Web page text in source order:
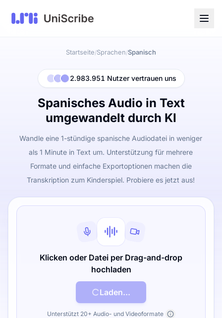
Startseite/Sprachen/Spanisch
2.983.951 Nutzer vertrauen uns
Spanisches Audio in Text
umgewandelt durch KI
Wandle eine 1-stündige spanische Audiodatei in weniger
als 1 Minute in Text um. Unterstützung für mehrere
Formate und einfache Exportoptionen machen die
Transkription zum Kinderspiel. Probiere es jetzt aus!
Klicken oder Datei per Drag-and-drop
hochladen
Laden...
Unterstützt 20+ Audio- und Videoformate